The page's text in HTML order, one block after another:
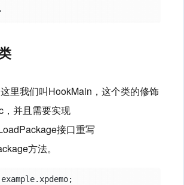
</resources>
里我们叫HookMain，这个类的修饰
并且需要实现
接口重写
方法。